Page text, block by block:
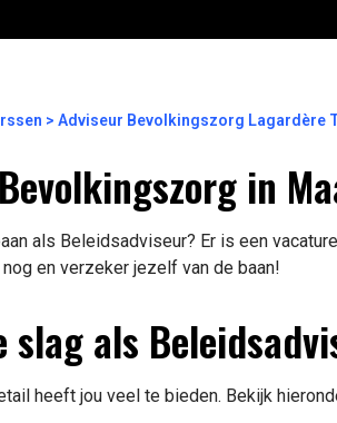
Adviseur Bevolkingszorg Lagardère
in
als Beleidsadviseur? Er is een
en verzeker jezelf van de baan!
slag als
heeft jou veel te bieden. Bekijk